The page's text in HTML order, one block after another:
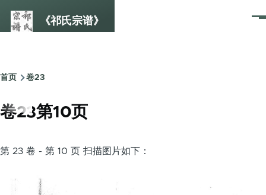
《祁氏宗谱》
菜
面
包
屑
首页 卷23
卷23第10页
第 23 卷 - 第 10 页 扫描图片如下：